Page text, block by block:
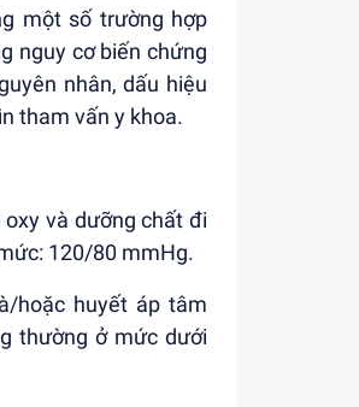
một số trường hợp
nguy cơ biến chứng
nhân, dấu hiệu
tham vấn y khoa.
và dưỡng chất đi
120/80 mmHg.
hoặc huyết áp tâm
thường ở mức dưới